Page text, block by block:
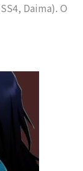
Daima). O